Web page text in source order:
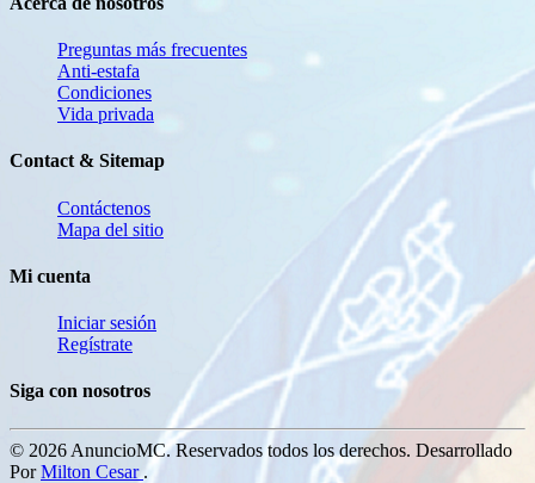
Preguntas más frecuentes
Anti-estafa
Condiciones
Vida privada
Contact & Sitemap
Contáctenos
Mapa del sitio
Mi cuenta
Iniciar sesión
Regístrate
Siga con nosotros
© 2026 AnuncioMC. Reservados todos los derechos. Desarrollado
PorMilton Cesar .